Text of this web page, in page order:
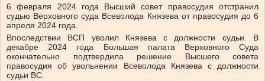
6 февраля 2024 года Высший совет правосудия отстранил
судью Верховного суда Всеволода Князева от правосудия до 6
апреля 2024 года.
Впоследствии ВСП уволил Князева с должности судьи. В
декабре 2024 года Большая палата Верховного Суда
окончательно подтвердила решение Высшего совета
правосудия об увольнении Всеволода Князева с должности
судьи ВС.